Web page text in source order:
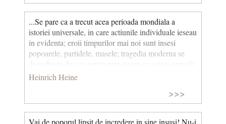
...Se pare ca a trecut acea perioada mondiala a
istoriei universale, in care actiunile individuale ieseau
in evidenta; eroii timpurilor mai noi sunt insesi
popoarele, partidele, masele; tragedia moderna se
deosebeste de cea antica prin aceea ca astazi corurile
sunt acelea care actioneaza si joaca rolurile
vremuri personaje active, sunt redusi la rolul unor
reprezentanti mediocri ai vointei partidelor si actiunii
popoarelor.
Heinrich Heine
>>>
Vai de poporul lipsit de incredere in sine insusi! Nu-i